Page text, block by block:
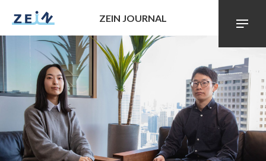
ZEIN JOURNAL